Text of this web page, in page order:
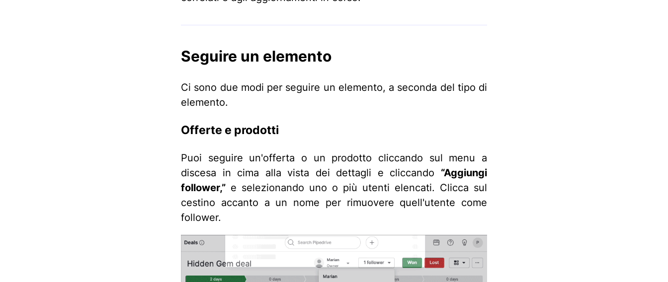
Seguire un elemento
Ci sono due modi per seguire un elemento, a seconda del tipo di
elemento.
Offerte e prodotti
Puoi seguire un'offerta o un prodotto cliccando sul menu a
discesa in cima alla vista dei dettagli e cliccando “Aggiungi
follower,” e selezionando uno o più utenti elencati. Clicca sul
cestino accanto a un nome per rimuovere quell'utente come
follower.